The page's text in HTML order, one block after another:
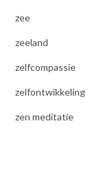
zee
zeeland
zelfcompassie
zelfontwikkeling
zen meditatie